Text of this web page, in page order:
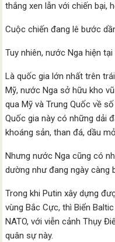
thắng xen lẫn với chiến bại,
Cuộc chiến đang lê bước
Tuy nhiên, nước Nga hiện
Là quốc gia lớn nhất trên
Mỹ, nước Nga sở hữu kho
qua Mỹ và Trung Quốc về
Quốc gia này có những dải
khoáng sản, than đá, dầu
Nhưng nước Nga cũng có
dường như đang ngày càng
Trong khi Putin xây dựng
vùng Bắc Cực, thì Biển
NATO, với viễn cảnh Thụy
quân sự này.